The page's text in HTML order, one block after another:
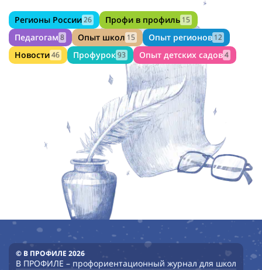
Регионы России26 Профи в профиль 15
Педагогам 8 Опыт школ 15 Опыт регионов 12
Новости46 Профурок93 Опыт детских садов4
© В ПРОФИЛЕ 2026
В ПРОФИЛЕ – профориентационный журнал для школ